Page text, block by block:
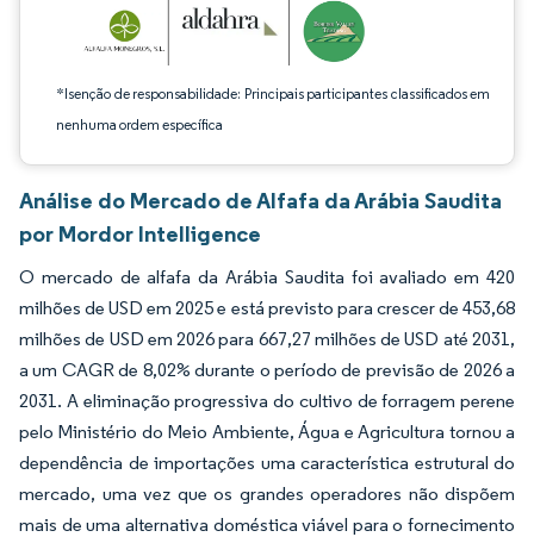
*Isenção de responsabilidade: Principais participantes classificados em
nenhuma ordem específica
Análise do Mercado de Alfafa da Arábia Saudita
por Mordor Intelligence
O mercado de alfafa da Arábia Saudita foi avaliado em 420
milhões de USD em 2025 e está previsto para crescer de 453,68
milhões de USD em 2026 para 667,27 milhões de USD até 2031,
a um CAGR de 8,02% durante o período de previsão de 2026 a
2031. A eliminação progressiva do cultivo de forragem perene
pelo Ministério do Meio Ambiente, Água e Agricultura tornou a
dependência de importações uma característica estrutural do
mercado, uma vez que os grandes operadores não dispõem
mais de uma alternativa doméstica viável para o fornecimento